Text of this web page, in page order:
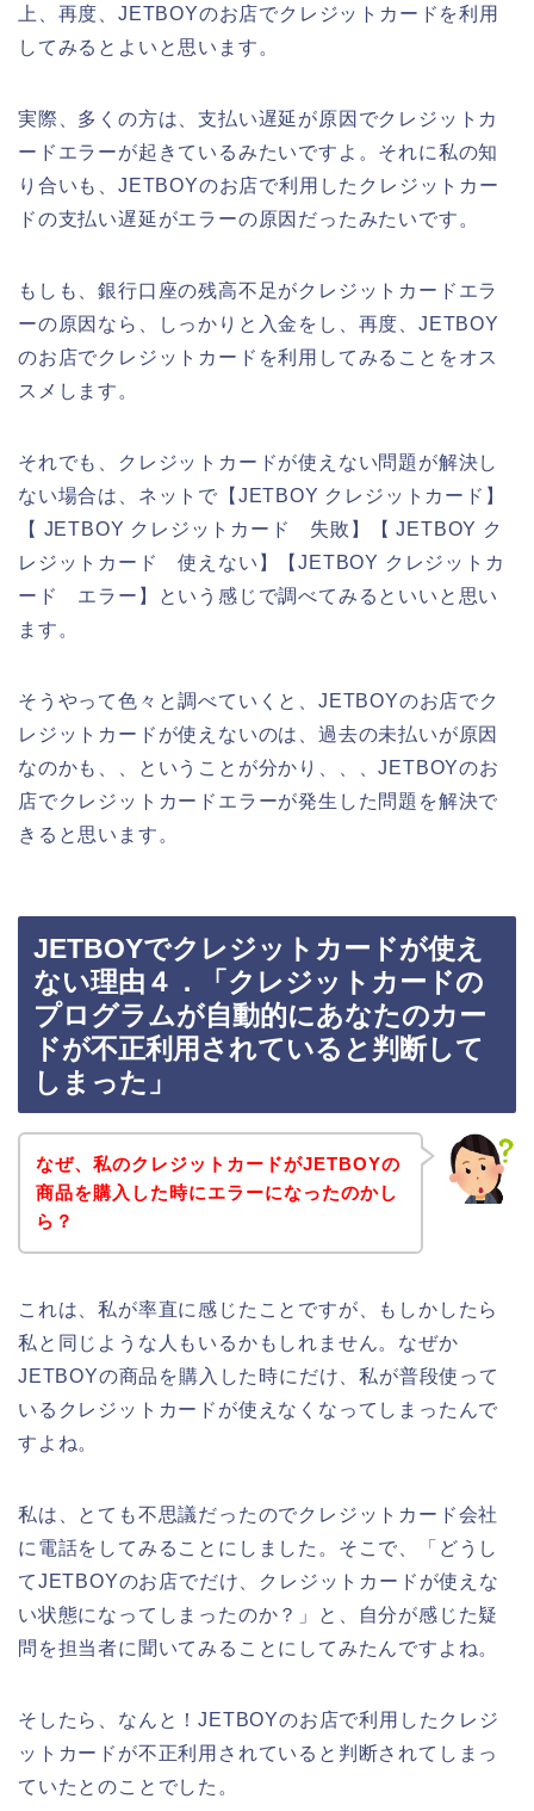
上、再度、JETBOYのお店でクレジットカードを利用
してみるとよいと思います。
実際、多くの方は、支払い遅延が原因でクレジットカ
ードエラーが起きているみたいですよ。それに私の知
り合いも、JETBOYのお店で利用したクレジットカー
ドの支払い遅延がエラーの原因だったみたいです。
もしも、銀行口座の残高不足がクレジットカードエラ
ーの原因なら、しっかりと入金をし、再度、JETBOY
のお店でクレジットカードを利用してみることをオス
スメします。
それでも、クレジットカードが使えない問題が解決し
ない場合は、ネットで【JETBOY クレジットカード】
【 JETBOY クレジットカード 失敗】【 JETBOY ク
レジットカード 使えない】【JETBOY クレジットカ
ード エラー】という感じで調べてみるといいと思い
ます。
そうやって色々と調べていくと、JETBOYのお店でク
レジットカードが使えないのは、過去の未払いが原因
なのかも、、ということが分かり、、、JETBOYのお
店でクレジットカードエラーが発生した問題を解決で
きると思います。
JETBOYでクレジットカードが使え
ない理由４．「クレジットカードの
プログラムが自動的にあなたのカー
ドが不正利用されていると判断して
しまった」
なぜ、私のクレジットカードがJETBOYの
商品を購入した時にエラーになったのかし
ら？
これは、私が率直に感じたことですが、もしかしたら
私と同じような人もいるかもしれません。なぜか
JETBOYの商品を購入した時にだけ、私が普段使って
いるクレジットカードが使えなくなってしまったんで
すよね。
私は、とても不思議だったのでクレジットカード会社
に電話をしてみることにしました。そこで、「どうし
てJETBOYのお店でだけ、クレジットカードが使えな
い状態になってしまったのか？」と、自分が感じた疑
問を担当者に聞いてみることにしてみたんですよね。
そしたら、なんと！JETBOYのお店で利用したクレジ
ットカードが不正利用されていると判断されてしまっ
ていたとのことでした。